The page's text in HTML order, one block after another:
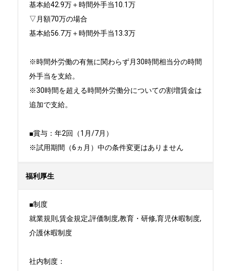
基本給42.9万＋時間外手当10.1万
▽月額70万の場合
基本給56.7万＋時間外手当13.3万
※時間外労働の有無に関わらず月30時間相当分の時間
外手当を支給。
※30時間を超える時間外労働分についての割増賃金は
追加で支給。
■賞与：年2回（1月/7月）
※試用期間（6ヵ月）中の条件変更はありません
福利厚生
■制度
就業規則,賃金規定,評価制度,教育・研修,育児休暇制度,
介護休暇制度
社内制度：